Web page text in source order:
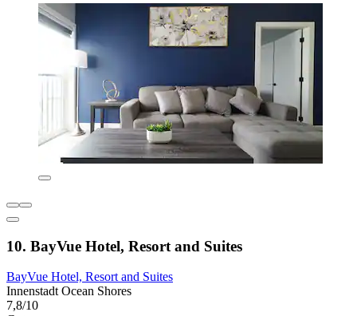
10. BayVue Hotel, Resort and Suites
BayVue Hotel, Resort and Suites
Innenstadt Ocean Shores
7,8/10